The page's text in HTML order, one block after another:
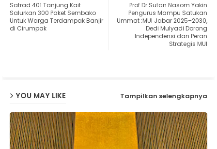
ats
Prof Dr Sutan Nasom Yakin
Pengurus Mampu Satukan
Ummat :MUI Jabar 2025–2030,
Dedi Mulyadi Dorong
Independensi dan Peran
Strategis MUI
Satrad 401 Tanjung Kait
Salurkan 300 Paket Sembako
Untuk Warga Terdampak Banjir
di Cirumpak
YOU MAY LIKE Tampilkan selengkapnya